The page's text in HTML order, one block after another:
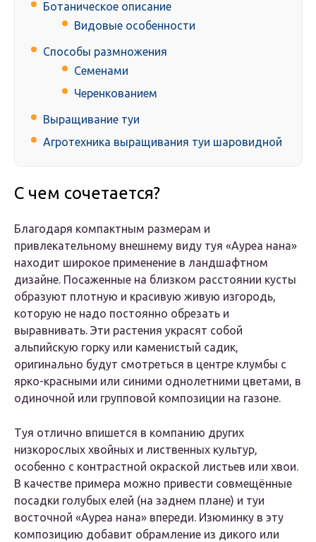
Ботаническое описание
Видовые особенности
Способы размножения
Семенами
Черенкованием
Выращивание туи
Агротехника выращивания туи шаровидной
С чем сочетается?
Благодаря компактным размерам и
привлекательному внешнему виду туя «Ауреа нана»
находит широкое применение в ландшафтном
дизайне. Посаженные на близком расстоянии кусты
образуют плотную и красивую живую изгородь,
которую не надо постоянно обрезать и
выравнивать. Эти растения украсят собой
альпийскую горку или каменистый садик,
оригинально будут смотреться в центре клумбы с
ярко-красными или синими однолетними цветами, в
одиночной или групповой композиции на газоне.
Туя отлично впишется в компанию других
низкорослых хвойных и лиственных культур,
особенно с контрастной окраской листьев или хвои.
В качестве примера можно привести совмещённые
посадки голубых елей (на заднем плане) и туи
восточной «Ауреа нана» впереди. Изюминку в эту
композицию добавит обрамление из дикого или